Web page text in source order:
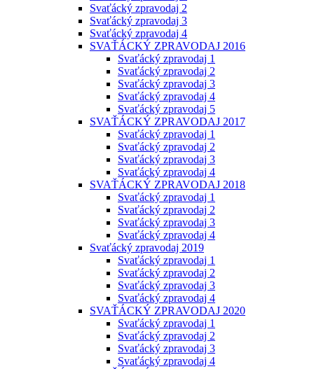
Svaťácký zpravodaj 2
Svaťácký zpravodaj 3
Svaťácký zpravodaj 4
SVAŤÁCKÝ ZPRAVODAJ 2016
Svaťácký zpravodaj 1
Svaťácký zpravodaj 2
Svaťácký zpravodaj 3
Svaťácký zpravodaj 4
Svaťácký zpravodaj 5
SVAŤÁCKÝ ZPRAVODAJ 2017
Svaťácký zpravodaj 1
Svaťácký zpravodaj 2
Svaťácký zpravodaj 3
Svaťácký zpravodaj 4
SVAŤÁCKÝ ZPRAVODAJ 2018
Svaťácký zpravodaj 1
Svaťácký zpravodaj 2
Svaťácký zpravodaj 3
Svaťácký zpravodaj 4
Svaťácký zpravodaj 2019
Svaťácký zpravodaj 1
Svaťácký zpravodaj 2
Svaťácký zpravodaj 3
Svaťácký zpravodaj 4
SVAŤÁCKÝ ZPRAVODAJ 2020
Svaťácký zpravodaj 1
Svaťácký zpravodaj 2
Svaťácký zpravodaj 3
Svaťácký zpravodaj 4